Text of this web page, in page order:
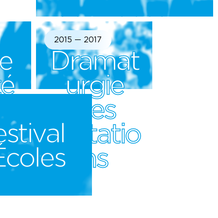
du masculin
2015 — 2017
Dramat
urgie
des
mutatio
ns